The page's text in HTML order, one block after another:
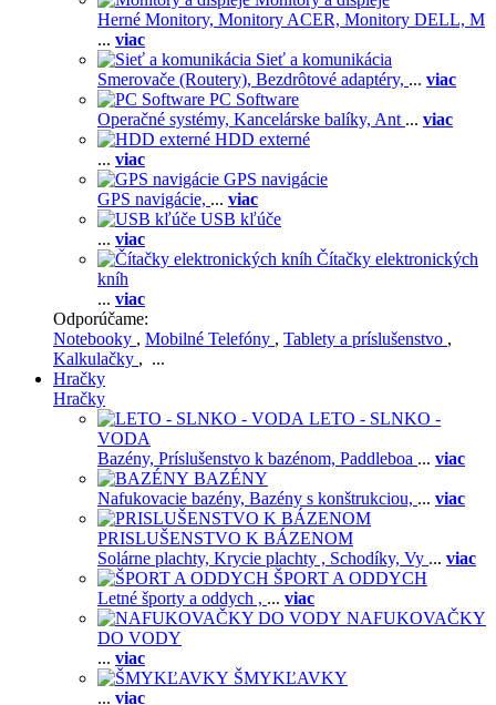
Herné Monitory, Monitory ACER, Monitory DELL, M
... viac
Sieť a komunikácia
Smerovače (Routery), Bezdrôtové adaptéry, ... viac
PC Software
Operačné systémy, Kancelárske balíky, Ant ... viac
HDD externé
... viac
GPS navigácie
GPS navigácie, ... viac
USB kľúče
... viac
Čítačky elektronických
kníh
... viac
Odporúčame:
Notebooky , Mobilné Telefóny , Tablety a príslušenstvo ,
Kalkulačky , ...
Hračky
Hračky
LETO - SLNKO -
VODA
Bazény, Príslušenstvo k bazénom, Paddleboa ... viac
BAZÉNY
Nafukovacie bazény, Bazény s konštrukciou, ... viac
PRISLUŠENSTVO K BÁZENOM
Solárne plachty, Krycie plachty , Schodíky, Vy ... viac
ŠPORT A ODDYCH
Letné športy a oddych , ... viac
NAFUKOVAČKY
DO VODY
... viac
ŠMYKĽAVKY
... viac